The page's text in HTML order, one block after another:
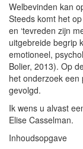
Welbevinden kan
Steeds komt het
en ‘tevreden zijn
uitgebreide begrip
emotioneel,
Bolier, 2013). Op
het onderzoek
gevolgd.
Ik wens u alvast
Elise Casselman.
Inhoudsopgave